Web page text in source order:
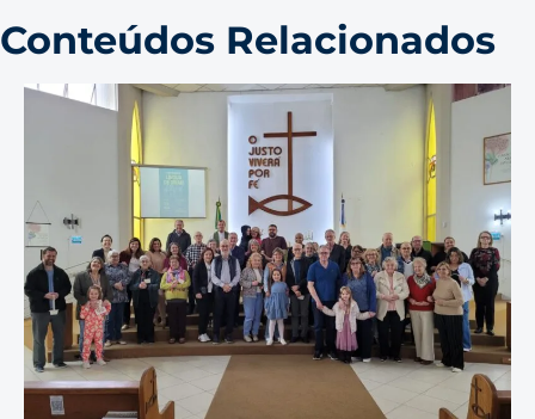
Conteúdos Relacionados